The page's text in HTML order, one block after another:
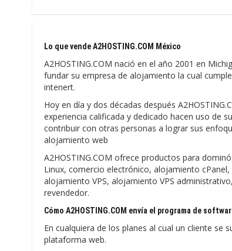
Lo que vende A2HOSTING.COM México
A2HOSTING.COM nació en el año 2001 en
fundar su empresa de alojamiento la cual
intenert.
Hoy en día y dos décadas después
experiencia calificada y dedicado hacen uso de
contribuir con otras personas a lograr sus
alojamiento web
A2HOSTING.COM ofrece productos para
Linux, comercio electrónico, alojamiento
alojamiento VPS, alojamiento VPS
revendedor.
Cómo A2HOSTING.COM envía el programa de
En cualquiera de los planes al cual un cliente se
plataforma web.